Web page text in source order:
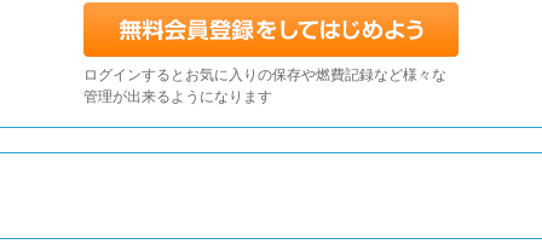
ログインするとお気に入りの保存や燃費記録など様々な
管理が出来るようになります